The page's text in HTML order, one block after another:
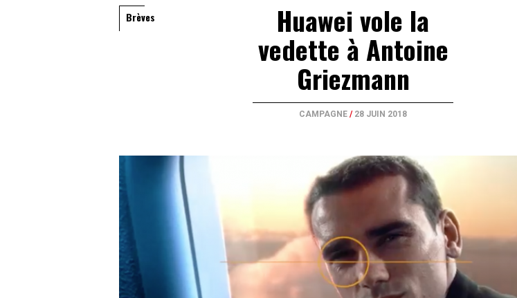
Brèves Huawei vole la
vedette à Antoine
Griezmann
CAMPAGNE / 28 JUIN 2018